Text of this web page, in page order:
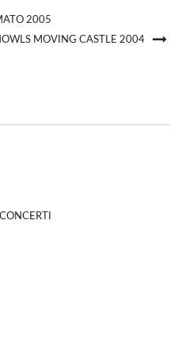
2005
MOVING CASTLE 2004